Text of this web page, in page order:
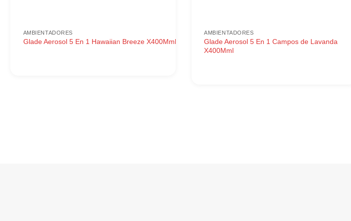
AMBIENTADORES
Glade Aerosol 5 En 1 Hawaiian Breeze X400Mml
AMBIENTADORES
Glade Aerosol 5 En 1 Campos de Lavanda
X400Mml